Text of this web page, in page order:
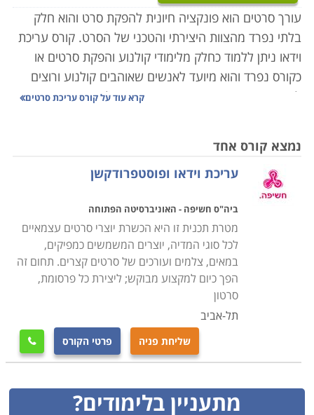
עורך סרטים הוא פונקציה חיונית להפקת סרט והוא חלק
בלתי נפרד מהצוות היצירתי והטכני של הסרט. קורס עריכת
וידאו ניתן ללמוד כחלק מלימודי קולנוע והפקת סרטים או
כקורס נפרד והוא מיועד לאנשים שאוהבים קולנוע ורוצים
לעבוד במקצוע יצירתי וטכני כאחד. כדי להיות עורך וידאו
הקורסים מיועדים לקהל הרחב ולאנשי מקצוע מתחום
הגרפיקה והקולנוע שרוצים להרחיב את ידיעותיהם
ולהתמקצע בתחום.
קראו בקטגורית קורס עריכת סרטים את פירוט הקורסים,
בחרו את הקורס המתאים, מלאו את הפרטים ונציג הקורס
יצור אתכם קשר בהקדם.
קרא עוד עלקורס עריכת סרטים
נמצא קורס אחד
עריכת וידאו ופוסטפרודקשן
ביה"ס חשיפה - האוניברסיטה הפתוחה
מטרת תכנית זו היא הכשרת יוצרי סרטים עצמאיים
לכל סוגי המדיה, יוצרים המשמשים כמפיקים,
במאים, צלמים ועורכים של סרטים קצרים. תחום זה
הפך כיום למקצוע מבוקש; ליצירת כל פרסומת,
סרטון
תל-אביב
שליחת פניה פרטי הקורס 
מתעניין בלימודים?